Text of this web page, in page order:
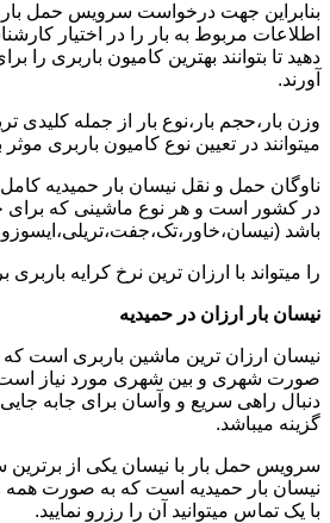
بنابراین جهت درخواست سرویس حمل
اطلاعات مربوط به بار را در اختیار
دهید تا بتوانند بهترین کامیون باربری را
آورند.
وزن بار،حجم بار،نوع بار از جمله کلیدی
میتوانند در تعیین نوع کامیون باربری موثر
ناوگان حمل و نقل نیسان بار حمیدیه
در کشور است و هر نوع ماشینی که برای
باشد
را میتواند با ارزان ترین نرخ کرایه باربری
نیسان بار ارزان در حمیدیه
نیسان ارزان ترین ماشین باربری است که
صورت شهری و بین شهری مورد نیاز است
دنبال راهی سریع و وآسان برای جابه جایی
گزینه میباشد.
سرویس حمل بار با نیسان یکی از
نیسان بار حمیدیه است که به صورت همه
با یک تماس میتوانید آن را رزرو نمایید.